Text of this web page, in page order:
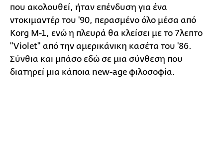
που ακολουθεί, ήταν επένδυση για ένα
ντοκιμαντέρ του '90, περασμένο όλο μέσα από
Korg M-1, ενώ η πλευρά θα κλείσει με το 7λεπτο
"Violet" από την αμερικάνικη κασέτα του '86.
Σύνθια και μπάσο εδώ σε μια σύνθεση που
διατηρεί μια κάποια new-age φιλοσοφία.